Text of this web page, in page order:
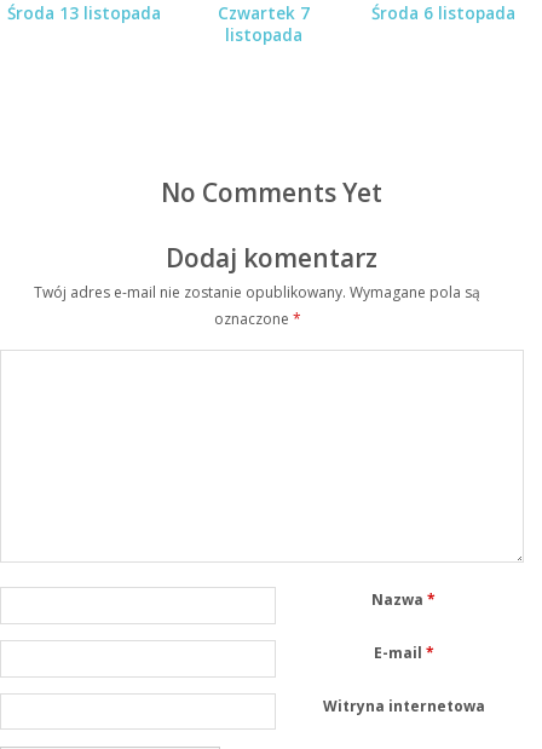
Środa 13 listopada
Czwartek 7
listopada
Środa 6 listopada
No Comments Yet
Dodaj komentarz
Twój adres e-mail nie zostanie opublikowany. Wymagane pola są
oznaczone *
Nazwa*
E-mail *
Witryna internetowa